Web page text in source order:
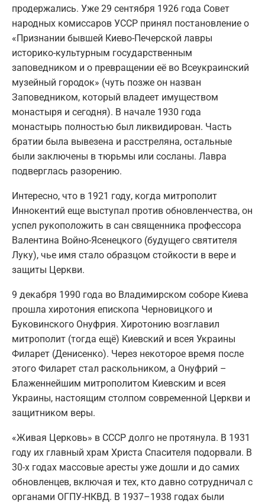
продержались. Уже 29 сентября 1926 года Совет
народных комиссаров УССР принял постановление о
«Признании бывшей Киево-Печерской лавры
историко-культурным государственным
заповедником и о превращении её во Всеукраинский
музейный городок» (чуть позже он назван
Заповедником, который владеет имуществом
монастыря и сегодня). В начале 1930 года
монастырь полностью был ликвидирован. Часть
братии была вывезена и расстреляна, остальные
были заключены в тюрьмы или сосланы. Лавра
подверглась разорению.
Интересно, что в 1921 году, когда митрополит
Иннокентий еще выступал против обновленчества, он
успел рукоположить в сан священника профессора
Валентина Войно-Ясенецкого (будущего святителя
Луку), чье имя стало образцом стойкости в вере и
защиты Церкви.
9 декабря 1990 года во Владимирском соборе Киева
прошла хиротония епископа Черновицкого и
Буковинского Онуфрия. Хиротонию возглавил
митрополит (тогда ещё) Киевский и всея Украины
Филарет (Денисенко). Через некоторое время после
этого Филарет стал раскольником, а Онуфрий –
Блаженнейшим митрополитом Киевским и всея
Украины, настоящим столпом современной Церкви и
защитником веры.
«Живая Церковь» в СССР долго не протянула. В 1931
году их главный храм Христа Спасителя подорвали. В
30-х годах массовые аресты уже дошли и до самих
обновленцев, включая и тех, кто давно сотрудничал с
органами ОГПУ-НКВД. В 1937–1938 годах были